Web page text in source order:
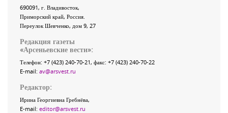
690091, г. Владивосток,
Приморский край, Россия
Переулок Шевченко, дом 9, 27
Редакция газеты
«Арсеньевские вести»:
Телефон: +7 (423) 240-70-21, факс: +7 (423) 240-70-22
E-mail: av@arsvest.ru
Редактор:
Ирина Георгиевна Гребнёва,
E-mail: editor@arsvest.ru